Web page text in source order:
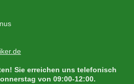
Sie erreichen uns telefonisch
von 09:00-12:00.